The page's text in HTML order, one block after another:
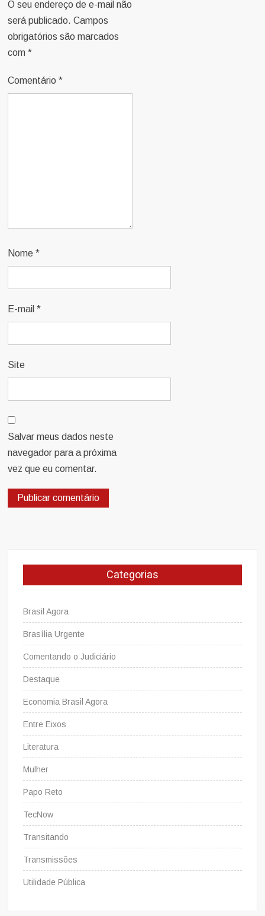
O seu endereço de e-mail não
será publicado. Campos
obrigatórios são marcados
com*
Comentário*
Nome*
E-mail*
Site
Salvar meus dados neste
navegador para a próxima
vez que eu comentar.
Categorias
Brasil Agora
Brasília Urgente
Comentando o Judiciário
Destaque
Economia Brasil Agora
Entre Eixos
Literatura
Mulher
Papo Reto
TecNow
Transitando
Transmissões
Utilidade Pública